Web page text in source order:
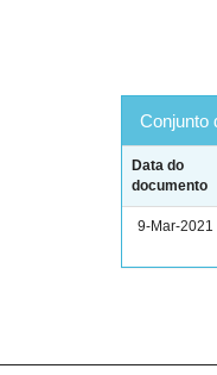
Conjunto
Data do
documento
9-Mar-2021